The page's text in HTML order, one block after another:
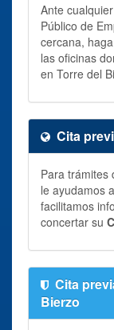
Ante
Público de
cercana,
las oficinas
en Torre del
Cita
Para trámites
le ayudamos
facilitamos
concertar su
Cita
Bierzo